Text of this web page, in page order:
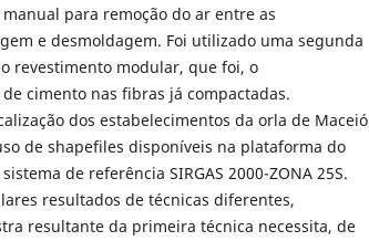
para remoção do ar entre as
e desmoldagem. Foi utilizado uma segunda
revestimento modular, que foi, o
cimento nas fibras já compactadas.
dos estabelecimentos da orla de Maceió
de shapefiles disponíveis na plataforma do
de referência SIRGAS 2000-ZONA 25S.
resultados de técnicas diferentes,
resultante da primeira técnica necessita, de